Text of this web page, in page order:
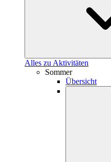
Alles zu Aktivitäten
Sommer
Übersicht